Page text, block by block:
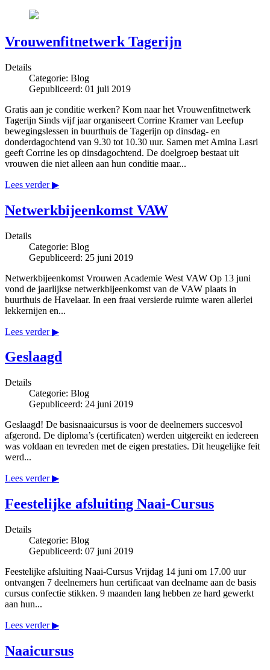
Vrouwenfitnetwerk Tagerijn
Details
Categorie: Blog
Gepubliceerd: 01 juli 2019
Gratis aan je conditie werken? Kom naar het Vrouwenfitnetwerk
Tagerijn Sinds vijf jaar organiseert Corrine Kramer van Leefup
bewegingslessen in buurthuis de Tagerijn op dinsdag- en
donderdagochtend van 9.30 tot 10.30 uur. Samen met Amina Lasri
geeft Corrine les op dinsdagochtend. De doelgroep bestaat uit
vrouwen die niet alleen aan hun conditie maar...
Lees verder ▶
Netwerkbijeenkomst VAW
Details
Categorie: Blog
Gepubliceerd: 25 juni 2019
Netwerkbijeenkomst Vrouwen Academie West VAW Op 13 juni
vond de jaarlijkse netwerkbijeenkomst van de VAW plaats in
buurthuis de Havelaar. In een fraai versierde ruimte waren allerlei
lekkernijen en...
Lees verder ▶
Geslaagd
Details
Categorie: Blog
Gepubliceerd: 24 juni 2019
Geslaagd! De basisnaaicursus is voor de deelnemers succesvol
afgerond. De diploma’s (certificaten) werden uitgereikt en iedereen
was voldaan en tevreden met de eigen prestaties. Dit heugelijke feit
werd...
Lees verder ▶
Feestelijke afsluiting Naai-Cursus
Details
Categorie: Blog
Gepubliceerd: 07 juni 2019
Feestelijke afsluiting Naai-Cursus Vrijdag 14 juni om 17.00 uur
ontvangen 7 deelnemers hun certificaat van deelname aan de basis
cursus confectie stikken. 9 maanden lang hebben ze hard gewerkt
aan hun...
Lees verder ▶
Naaicursus